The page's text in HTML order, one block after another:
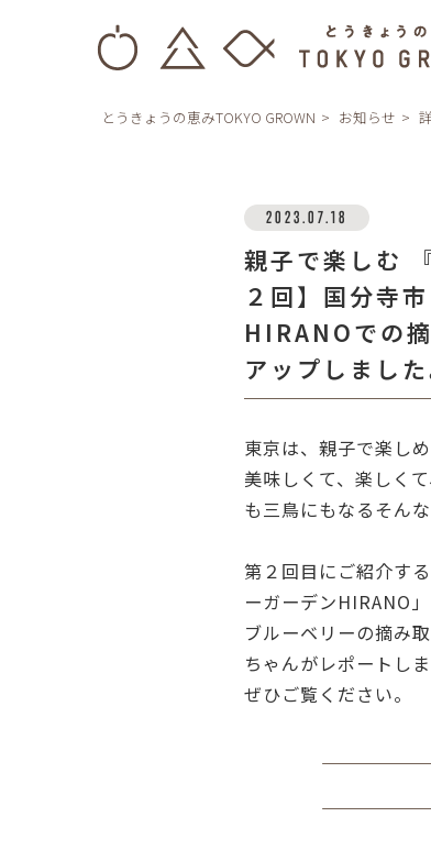
とうきょうの恵みTOKYO GROWN お知らせ
2023.07.18
親子で楽しむ
２回】国分寺
HIRANOでの
アップしました
東京は、親子で楽し
美味しくて、楽しく
も三鳥にもなるそんな
第２回目にご紹介す
ーガーデンHIRANO」
ブルーベリーの摘み
ちゃんがレポートしま
ぜひご覧ください。